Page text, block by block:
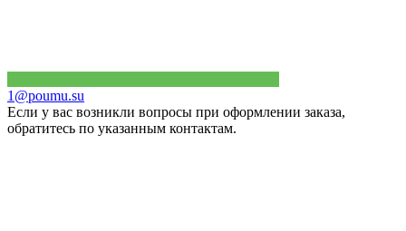
1@poumu.su
Если у вас возникли вопросы при оформлении заказа,
обратитесь по указанным контактам.